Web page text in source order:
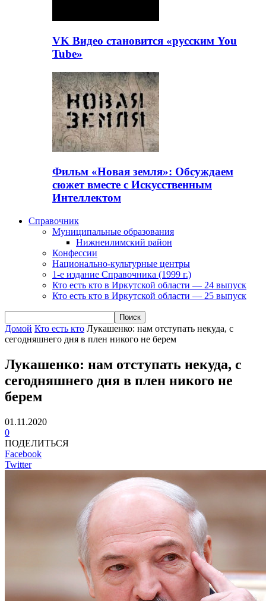
VK Видео становится «русским You
Tube»
Фильм «Новая земля»: Обсуждаем
сюжет вместе с Искусственным
Интеллектом
Справочник
Муниципальные образования
Нижнеилимский район
Конфессии
Национально-культурные центры
1-е издание Справочника (1999 г.)
Кто есть кто в Иркутской области — 24 выпуск
Кто есть кто в Иркутской области — 25 выпуск
Домой Кто есть кто Лукашенко: нам отступать некуда, с
сегодняшнего дня в плен никого не берем
Лукашенко: нам отступать некуда, с
сегодняшнего дня в плен никого не
берем
01.11.2020
0
ПОДЕЛИТЬСЯ
Facebook
Twitter